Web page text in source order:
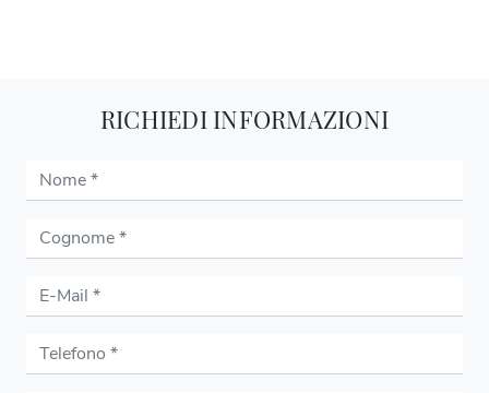
RICHIEDI INFORMAZIONI